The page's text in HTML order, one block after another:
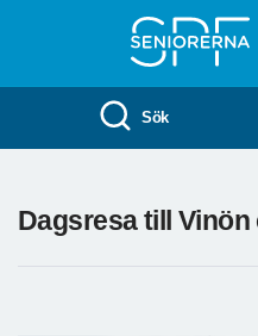
Sök
Dagsresa till